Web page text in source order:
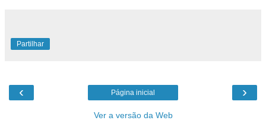
Partilhar
‹ ›
Página inicial
Ver a versão da Web